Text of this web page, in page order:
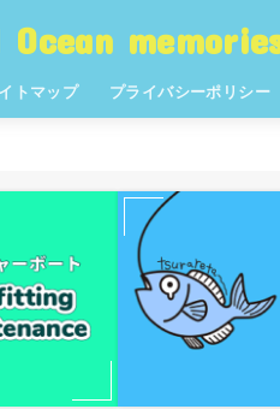
Ocean
トマップ プライバシーポリシー